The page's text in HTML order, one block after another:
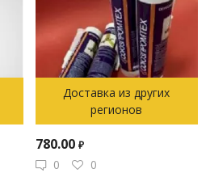
Доставка из других
регионов
780.00 ₽
0
0